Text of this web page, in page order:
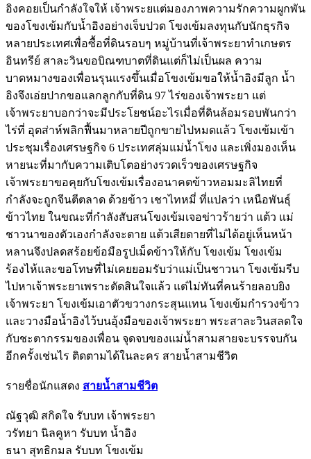
อิงคอยเป็นกำลังใจให้ เจ้าพระยแต่มองภาพความรักความผูกพัน
ของโขงเข้มกับน้ำอิงอย่างเจ็บปวด โขงเข้มลงทุนกับนักธุรกิจ
หลายประเทศเพื่อซื้อที่ดินรอบๆ หมู่บ้านที่เจ้าพระยาทำเกษตร
อินทรีย์ สาละวินขอบิณฑบาตที่ดินแต่ก็ไม่เป็นผล ความ
บาดหมางของเพื่อนรุนแรงขึ้นเมื่อโขงเข้มขอให้น้ำอิงมีลูก น้ำ
อิงจึงเอ่ยปากขอแลกลูกกับที่ดิน 97 ไร่ของเจ้าพระยา แต่
เจ้าพระยาบอกว่าจะมีประโยชน์อะไรเมื่อที่ดินล้อมรอบพันกว่า
ไร่ที่ อุตส่าห์พลิกฟื้นมาหลายปีถูกขายไปหมดแล้ว โขงเข้มเข้า
ประชุมเรื่องเศรษฐกิจ 6 ประเทศลุ่มแม่น้ำโขง และเพิ่งมองเห็น
หายนะที่มากับความเติบโตอย่างรวดเร็วของเศรษฐกิจ
เจ้าพระยาขอคุยกับโขงเข้มเรื่องอนาคตข้าวหอมมะลิไทยที่
กำลังจะถูกจีนตีตลาด ด้วยข้าว เชาไทหมี่ ที่แปลว่า เหนือพันธุ์
ข้าวไทย ในขณะที่กำลังสับสนโขงเข้มเจอข่าวร้ายว่า แต้ว แม่
ชาวนาของตัวเองกำลังจะตาย แต้วเสียดายที่ไม่ได้อยู่เห็นหน้า
หลานจึงปลดสร้อยข้อมือรูปเม็ดข้าวให้กับ โขงเข้ม โขงเข้ม
ร้องไห้และขอโทษที่ไม่เคยยอมรับว่าแม่เป็นชาวนา โขงเข้มรีบ
ไปหาเจ้าพระยาเพราะตัดสินใจแล้ว แต่ไม่ทันที่คนร้ายลอบยิง
เจ้าพระยา โขงเข้มเอาตัวขวางกระสุนแทน โขงเข้มกำรวงข้าว
และวางมือน้ำอิงไว้บนอุ้งมือของเจ้าพระยา พระสาละวินสลดใจ
กับชะตากรรมของเพื่อน จุดจบของแม่น้ำสามสายจะบรรจบกัน
อีกครั้งเช่นไร ติดตามได้ในละคร สายน้ำสามชีวิต
รายชื่อนักแสดง สายน้ำสามชีวิต
ณัฐวุฒิ สกิดใจ รับบท เจ้าพระยา
วรัทยา นิลคูหา รับบท น้ำอิง
ธนา สุทธิกมล รับบท โขงเข้ม